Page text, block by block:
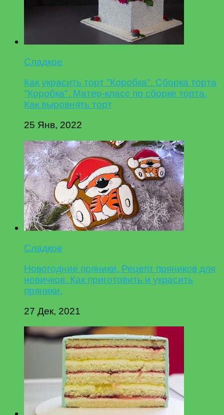
Сладкое
Как украсить торт "Коробка". Сборка торта
"Коробка". Матер-класс по сборке торта.
Как выровнять торт
25 Янв, 2022
Сладкое
Новогодние пряники. Рецепт пряников для
новичков. Как приготовить и украсить
пряники.
27 Дек, 2021